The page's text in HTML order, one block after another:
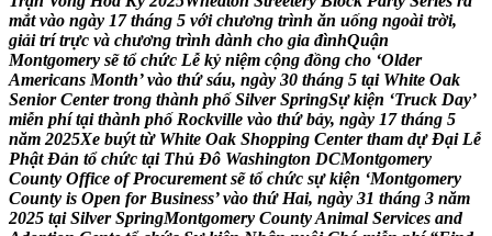
mắt vào ngày 17 tháng 5 với chương trình ăn uống ngoài trời,
giải trí trực và chương trình dành cho gia đìnhQuận
Montgomery sẽ tổ chức Lễ kỷ niệm cộng đồng cho ‘Older
Americans Month’ vào thứ sáu, ngày 30 tháng 5 tại White Oak
Senior Center trong thành phố Silver SpringSự kiện ‘Truck Day’
miễn phí tại thành phố Rockville vào thứ bảy, ngày 17 tháng 5
năm 2025Xe buýt từ White Oak Shopping Center tham dự Đại Lễ
Phật Đản tổ chức tại Thủ Đô Washington DCMontgomery
County Office of Procurement sẽ tổ chức sự kiện ‘Montgomery
County is Open for Business’ vào thứ Hai, ngày 31 tháng 3 năm
2025 tại Silver SpringMontgomery CountyAnimal Services and